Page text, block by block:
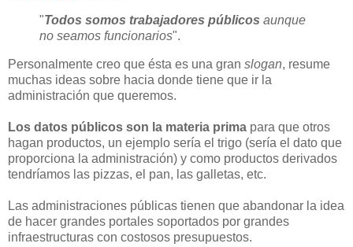
"Todos somos trabajadores públicos aunque
no seamos funcionarios".
Personalmente creo que ésta es una gran slogan, resume
muchas ideas sobre hacia donde tiene que ir la
administración que queremos.
Los datos públicos son la materia prima para que otros
hagan productos, un ejemplo sería el trigo (sería el dato que
proporciona la administración) y como productos derivados
tendríamos las pizzas, el pan, las galletas, etc.
Las administraciones públicas tienen que abandonar la idea
de hacer grandes portales soportados por grandes
infraestructuras con costosos presupuestos.